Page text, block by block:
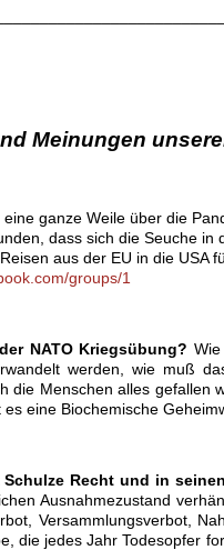
Meinungen
ganze Weile über die
dass sich die Seuche
aus der EU in die USA
groups/1
NATO Kriegsübung?
werden, wie muß
die Menschen alles gefallen
eine Biochemische
Recht und in
Ausnahmezustand
Versammlungsverbot,
die jedes Jahr Todesopfer